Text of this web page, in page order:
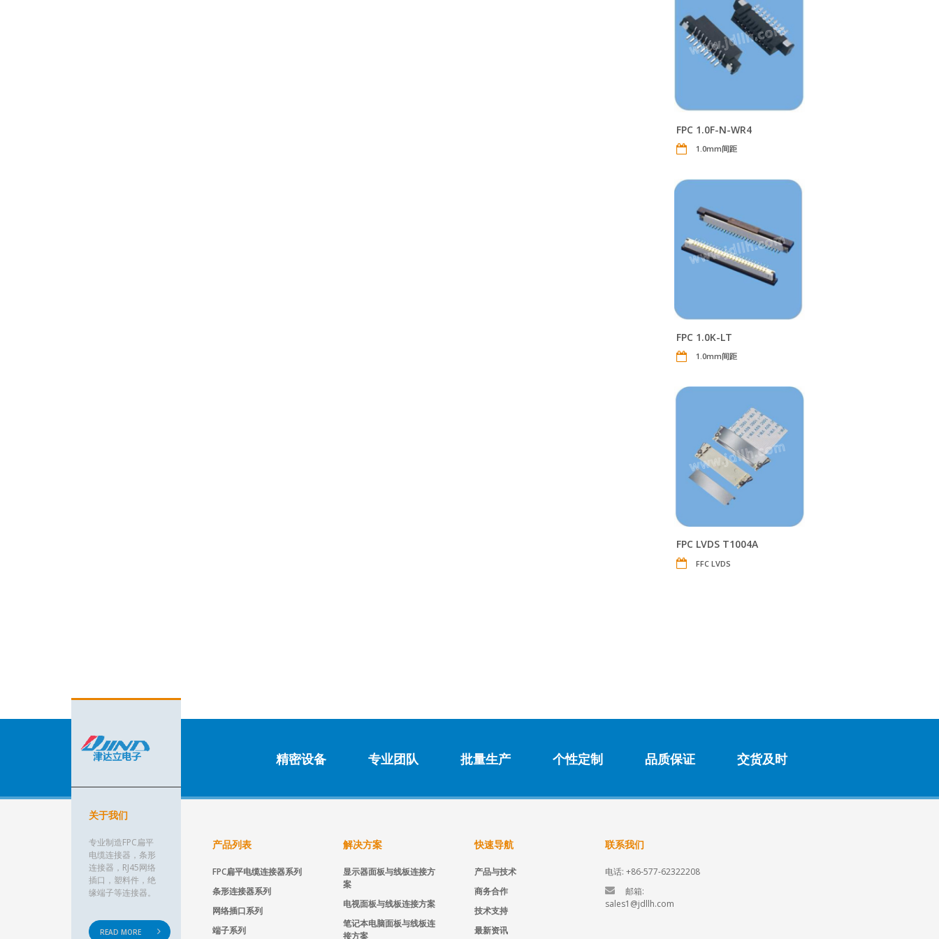
FPC 1.0F-N-WR4
1.0mm间距
FPC 1.0K-LT
1.0mm间距
FPC LVDS T1004A
FFC LVDS
精密设备 专业团队 批量生产 个性定制 品质保证 交货及时
关于我们
专业制造FPC扁平
电缆连接器，条形
连接器，RJ45网络
插口，塑料件，绝
缘端子等连接器。
READ MORE
产品列表
FPC扁平电缆连接器系列
条形连接器系列
网络插口系列
端子系列
解决方案
显示器面板与线板连接方
案
电视面板与线板连接方案
笔记本电脑面板与线板连
接方案
快速导航
产品与技术
商务合作
技术支持
最新资讯
联系我们
电话: +86-577-62322208
邮箱:
sales1@jdllh.com